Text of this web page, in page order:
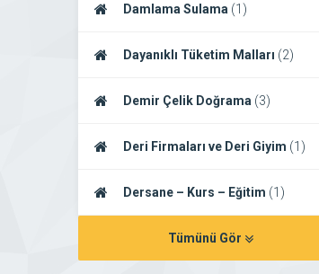
Damlama Sulama (1)
Dayanıklı Tüketim Malları (2)
Demir Çelik Doğrama (3)
Deri Firmaları ve Deri Giyim (1)
Dersane – Kurs – Eğitim (1)
Tümünü Gör